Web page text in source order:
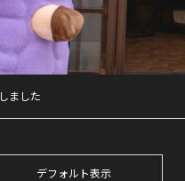
ました
デフォルト表示